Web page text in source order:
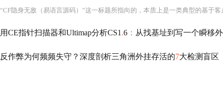
“CF隐身无敌（易语言源码）”这一标题所指向的，本质上是一类典型的基于
用CE指针扫描器和Ultimap分析CS1 .6 ： 从找基址到写一个瞬移
反作弊为何频频失守？深度剖析三角洲外挂存活的7大检测盲区